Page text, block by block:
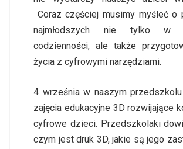
Coraz częściej musimy myśleć o
najmłodszych nie tylko w
codzienności, ale także
życia z cyfrowymi narzędziami.
4 września w naszym
zajęcia edukacyjne 3D rozwijające
cyfrowe dzieci. Przedszkolaki
czym jest druk 3D, jakie są jego